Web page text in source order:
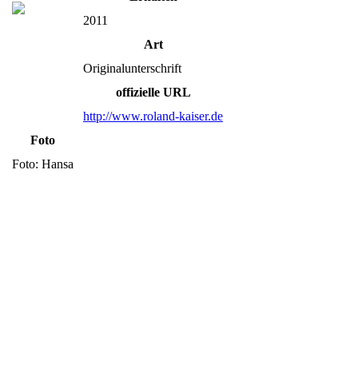
2011
Art
Originalunterschrift
offizielle URL
http://www.roland-kaiser.de
Foto
Foto: Hansa